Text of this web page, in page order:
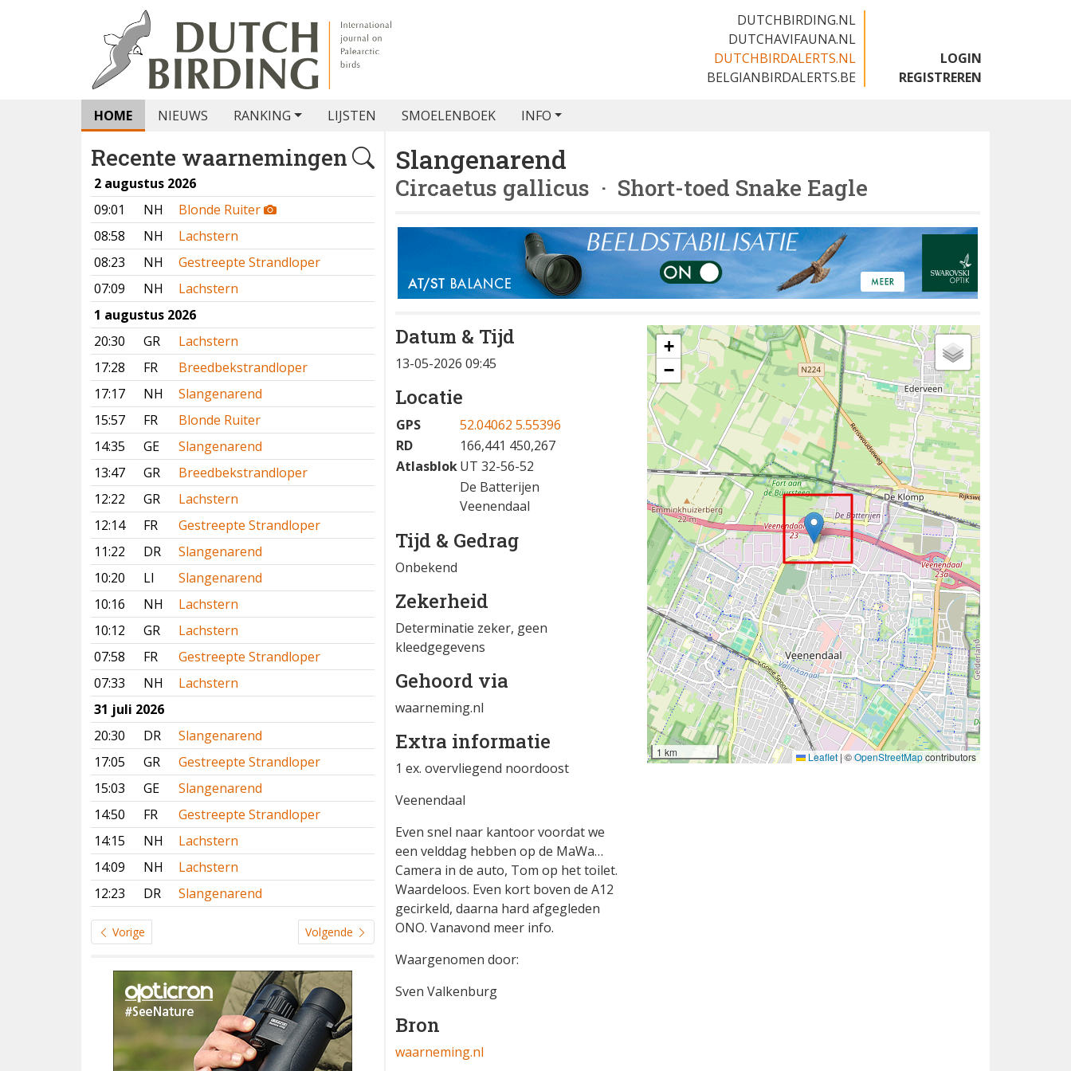
DUTCHBIRDING.NL
DUTCHAVIFAUNA.NL
DUTCHBIRDALERTS.NL
BELGIANBIRDALERTS.BE
LOGIN
REGISTREREN
HOME NIEUWS RANKING LIJSTEN SMOELENBOEK INFO
Recente waarnemingen
2 augustus 2026
09:01
NH
Blonde Ruiter
08:58
NH
Lachstern
08:23
NH
Gestreepte Strandloper
07:09
NH
Lachstern
1 augustus 2026
20:30
GR
Lachstern
17:28
FR
Breedbekstrandloper
17:17
NH
Slangenarend
15:57
FR
Blonde Ruiter
14:35
GE
Slangenarend
13:47
GR
Breedbekstrandloper
12:22
GR
Lachstern
12:14
FR
Gestreepte Strandloper
11:22
DR
Slangenarend
10:20
LI
Slangenarend
10:16
NH
Lachstern
10:12
GR
Lachstern
07:58
FR
Gestreepte Strandloper
07:33
NH
Lachstern
31 juli 2026
20:30
DR
Slangenarend
17:05
GR
Gestreepte Strandloper
15:03
GE
Slangenarend
14:50
FR
Gestreepte Strandloper
14:15
NH
Lachstern
14:09
NH
Lachstern
12:23
DR Slangenarend
Vorige Volgende
Slangenarend
Circaetus gallicus · Short-toed Snake Eagle
Datum & Tijd
13-05-2026 09:45
Locatie
GPS
52.04062 5.55396
RD
166,441 450,267
AtlasblokUT 32-56-52
De Batterijen
Veenendaal
Tijd & Gedrag
Onbekend
Zekerheid
Determinatie zeker, geen
kleedgegevens
Gehoord via
waarneming.nl
Extra informatie
1 ex. overvliegend noordoost
Veenendaal
Even snel naar kantoor voordat we
een velddag hebben op de MaWa…
Camera in de auto, Tom op het toilet.
Waardeloos. Even kort boven de A12
gecirkeld, daarna hard afgegleden
ONO. Vanavond meer info.
Waargenomen door:
Sven Valkenburg
Bron
waarneming.nl
+
−
1 km Leaflet |©OpenStreetMapcontributors